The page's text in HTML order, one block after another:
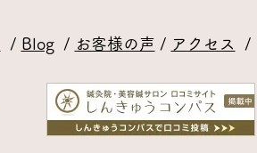
/ Blog/ お客様の声 / アクセス /